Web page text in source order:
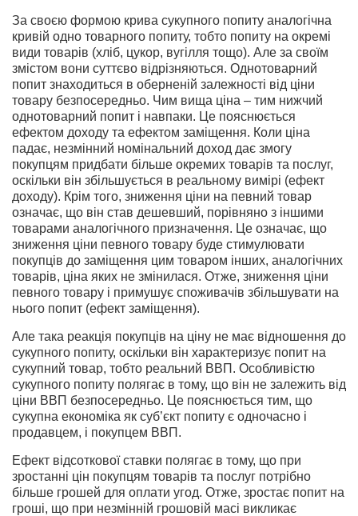
За своєю формою крива сукупного попиту аналогічна
кривій одно товарного попиту, тобто попиту на окремі
види товарів (хліб, цукор, вугілля тощо). Але за своїм
змістом вони суттєво відрізняються. Однотоварний
попит знаходиться в оберненій залежності від ціни
товару безпосередньо. Чим вища ціна – тим нижчий
однотоварний попит і навпаки. Це пояснюється
ефектом доходу та ефектом заміщення. Коли ціна
падає, незмінний номінальний доход дає змогу
покупцям придбати більше окремих товарів та послуг,
оскільки він збільшується в реальному вимірі (ефект
доходу). Крім того, зниження ціни на певний товар
означає, що він став дешевший, порівняно з іншими
товарами аналогічного призначення. Це означає, що
зниження ціни певного товару буде стимулювати
покупців до заміщення цим товаром інших, аналогічних
товарів, ціна яких не змінилася. Отже, зниження ціни
певного товару і примушує споживачів збільшувати на
нього попит (ефект заміщення).
Але така реакція покупців на ціну не має відношення до
сукупного попиту, оскільки він характеризує попит на
сукупний товар, тобто реальний ВВП. Особливістю
сукупного попиту полягає в тому, що він не залежить від
ціни ВВП безпосередньо. Це пояснюється тим, що
сукупна економіка як суб’єкт попиту є одночасно і
продавцем, і покупцем ВВП.
Ефект відсоткової ставки полягає в тому, що при
зростанні цін покупцям товарів та послуг потрібно
більше грошей для оплати угод. Отже, зростає попит на
гроші, що при незмінній грошовій масі викликає